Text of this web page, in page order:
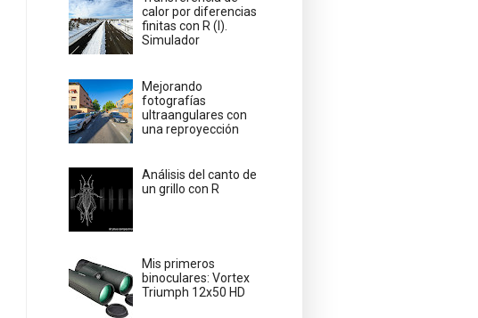
calor por diferencias
finitas con R (I).
Simulador
Mejorando
fotografías
ultraangulares con
una reproyección
Análisis del canto de
un grillo con R
Mis primeros
binoculares: Vortex
Triumph 12x50 HD